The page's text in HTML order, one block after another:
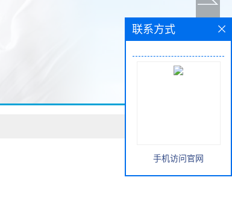
联系方式
手机访问官网